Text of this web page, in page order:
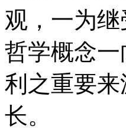
观，一为
哲学概念
利之重要
长。